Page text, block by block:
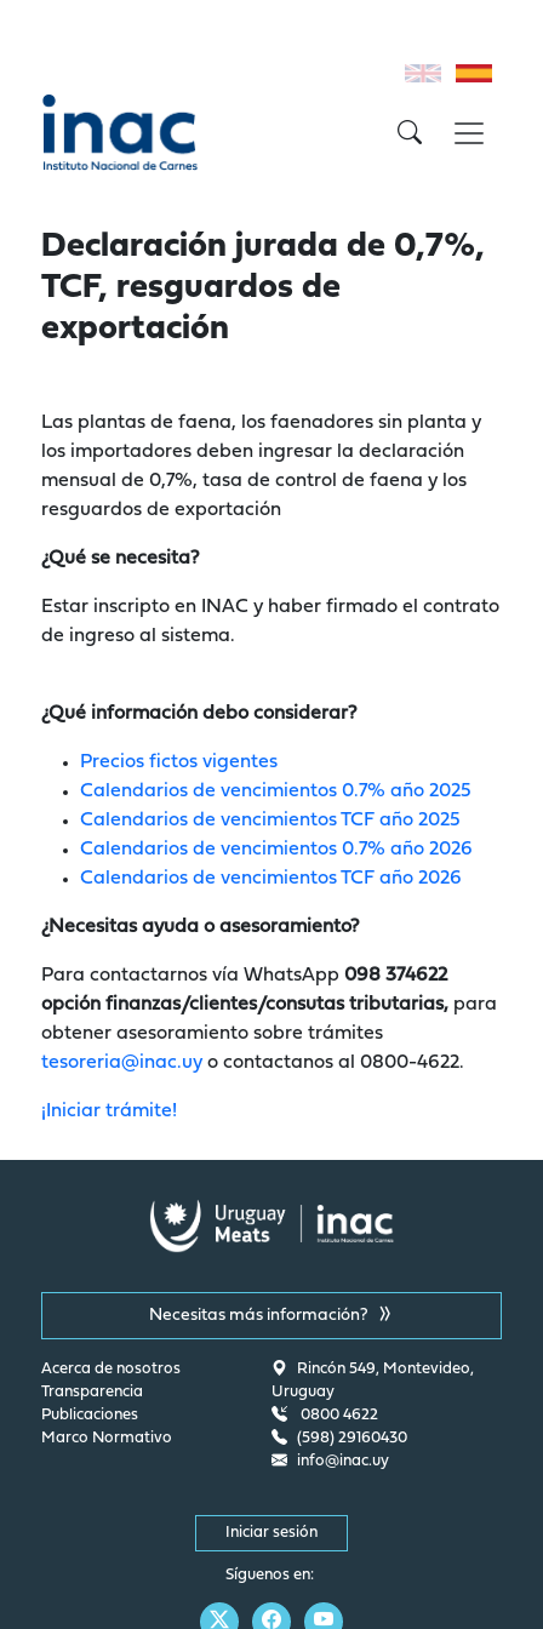
Declaración jurada de 0,7%,
TCF, resguardos de
exportación
Las plantas de faena, los faenadores sin planta y
los importadores deben ingresar la declaración
mensual de 0,7%, tasa de control de faena y los
resguardos de exportación
¿Qué se necesita?
Estar inscripto en INAC y haber firmado el contrato
de ingreso al sistema.
¿Qué información debo considerar?
Precios fictos vigentes
Calendarios de vencimientos 0.7% año 2025
Calendarios de vencimientos TCF año 2025
Calendarios de vencimientos 0.7% año 2026
Calendarios de vencimientos TCF año 2026
¿Necesitas ayuda o asesoramiento?
Para contactarnos vía WhatsApp098 374622
opción finanzas/clientes/consutas tributarias, para
obtener asesoramiento sobre trámites
tesoreria@inac.uyo contactanos al 0800-4622.
¡Iniciar trámite!
Necesitas más información?
Acerca de nosotros
Transparencia
Publicaciones
Marco Normativo
Rincón 549, Montevideo,
Uruguay
0800 4622
(598) 29160430
info@inac.uy
Iniciar sesión
Síguenos en: